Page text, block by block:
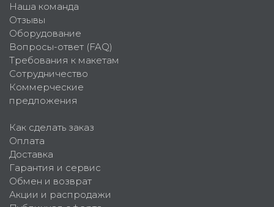
Наша команда
Отзывы
Оборудование
Вопросы-ответ (FAQ)
Требования к макетам
Сотрудничество
Коммерческие
предложения
Как сделать заказ
Оплата
Доставка
Гарантия и сервис
Обмен и возврат
Акции и распродажи